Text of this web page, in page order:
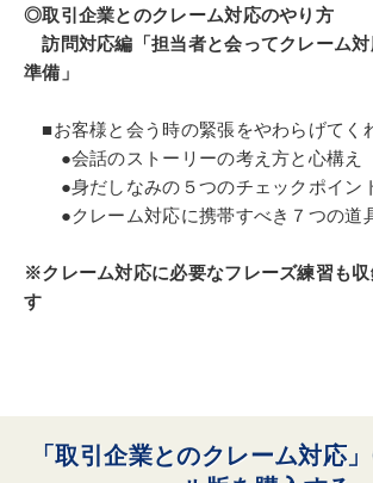
◎取引企業とのクレーム対応のやり方
訪問対応編「担当者と会ってクレーム
準備」
■お客様と会う時の緊張をやわらげてく
●会話のストーリーの考え方と心構え
●身だしなみの５つのチェックポイン
●クレーム対応に携帯すべき７つの道
※クレーム対応に必要なフレーズ練習も収
す
「取引企業とのクレーム対応